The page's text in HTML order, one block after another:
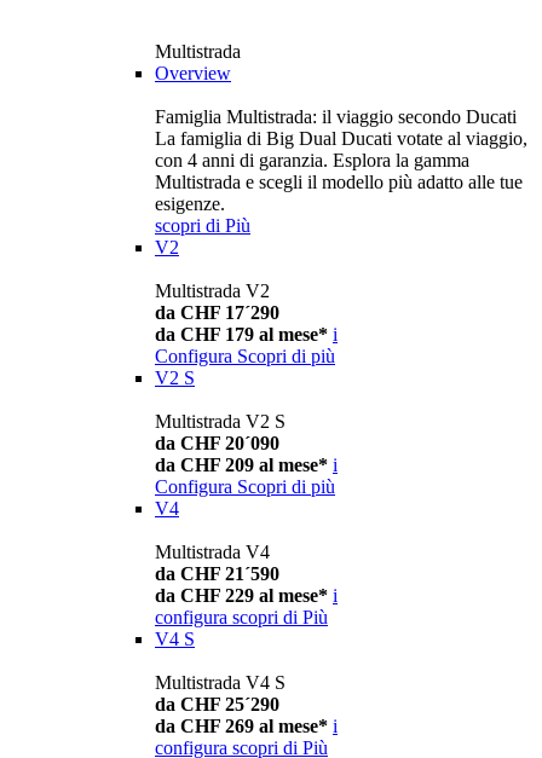
Multistrada
Overview
Famiglia Multistrada: il viaggio secondo Ducati
La famiglia di Big Dual Ducati votate al viaggio,
con 4 anni di garanzia. Esplora la gamma
Multistrada e scegli il modello più adatto alle tue
esigenze.
scopri di Più
V2
Multistrada V2
da CHF 17´290
da CHF 179 al mese* i
Configura Scopri di più
V2 S
Multistrada V2 S
da CHF 20´090
da CHF 209 al mese* i
Configura Scopri di più
V4
Multistrada V4
da CHF 21´590
da CHF 229 al mese* i
configura scopri di Più
V4 S
Multistrada V4 S
da CHF 25´290
da CHF 269 al mese* i
configura scopri di Più